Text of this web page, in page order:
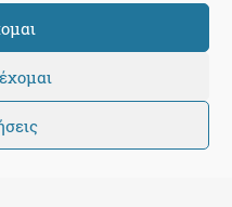
της Washington Post
αποθέματα του Πενταγώνου
με διώξεις…